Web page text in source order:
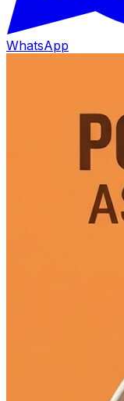
WhatsApp